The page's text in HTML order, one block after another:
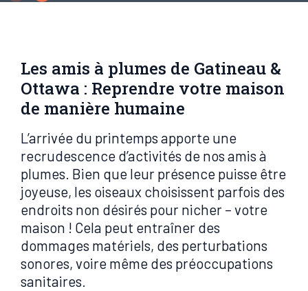
Les amis à plumes de Gatineau &
Ottawa : Reprendre votre maison
de manière humaine
L’arrivée du printemps apporte une
recrudescence d’activités de nos amis à
plumes. Bien que leur présence puisse être
joyeuse, les oiseaux choisissent parfois des
endroits non désirés pour nicher – votre
maison ! Cela peut entraîner des
dommages matériels, des perturbations
sonores, voire même des préoccupations
sanitaires.